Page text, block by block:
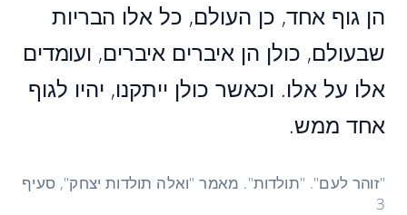
הן גוף אחד, כן העולם, כל אלו הבריות
שבעולם, כולן הן איברים איברים, ועומדים
אלו על אלו. וכאשר כולן ייתקנו, יהיו לגוף
אחד ממש.
"זוהר לעם". "תולדות". מאמר "ואלה תולדות יצחק", סעיף
3